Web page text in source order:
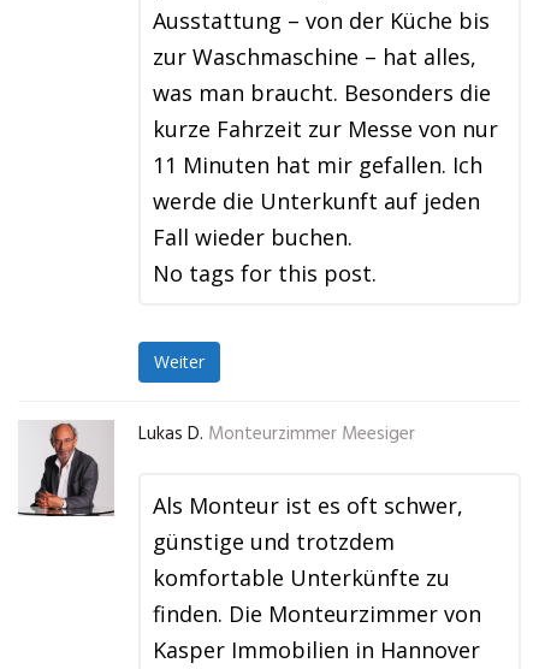
Ausstattung – von der Küche bis
zur Waschmaschine – hat alles,
was man braucht. Besonders die
kurze Fahrzeit zur Messe von nur
11 Minuten hat mir gefallen. Ich
werde die Unterkunft auf jeden
Fall wieder buchen.
No tags for this post.
Weiter
Lukas D. Monteurzimmer Meesiger
Als Monteur ist es oft schwer,
günstige und trotzdem
komfortable Unterkünfte zu
finden. Die Monteurzimmer von
Kasper Immobilien in Hannover